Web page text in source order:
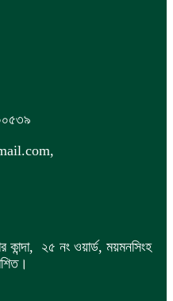
কান্দা, ২৫ নং ওয়ার্ড, ময়মনসিংহ